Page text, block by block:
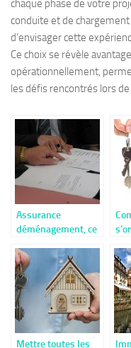
chaque phase de votre
conduite et de
d’envisager cette
Ce choix se révèle
opérationnellement,
les défis rencontrés lors
Assurance
déménagement, ce
Mettre toutes les